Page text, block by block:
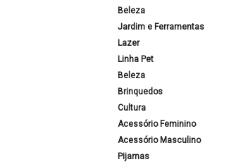
Beleza
Jardim e Ferramentas
Lazer
Linha Pet
Beleza
Brinquedos
Cultura
Acessório Feminino
Acessório Masculino
Pijamas